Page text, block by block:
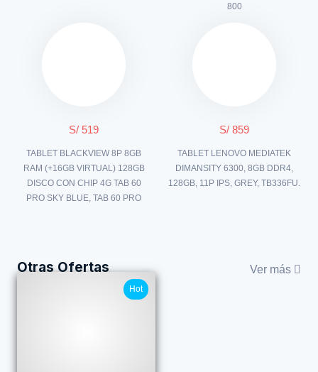
800
S/ 519
TABLET BLACKVIEW 8P 8GB
RAM (+16GB VIRTUAL) 128GB
DISCO CON CHIP 4G TAB 60
PRO SKY BLUE, TAB 60 PRO
S/ 859
TABLET LENOVO MEDIATEK
DIMANSITY 6300, 8GB DDR4,
128GB, 11P IPS, GREY, TB336FU.
Otras Ofertas Ver más
Hot